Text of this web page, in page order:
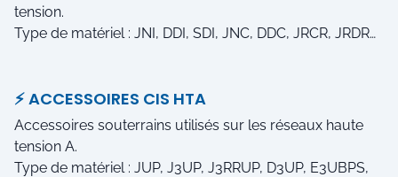
tension.
Type de matériel : JNI, DDI, SDI, JNC, DDC, JRCR, JRDR…
⚡ ACCESSOIRES CIS HTA
Accessoires souterrains utilisés sur les réseaux haute
tension A.
Type de matériel : JUP, J3UP, J3RRUP, D3UP, E3UBPS,